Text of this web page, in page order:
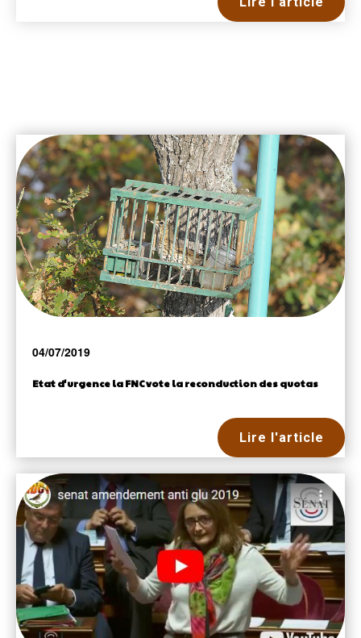
04/07/2019
Etat d'urgence la FNC vote la reconduction des quotas
Lire l'article